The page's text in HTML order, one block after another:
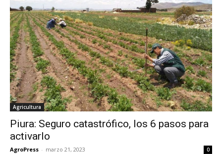
Agricultura
Piura: Seguro catastrófico, los 6 pasos para
activarlo
AgroPress - marzo 21, 2023 0